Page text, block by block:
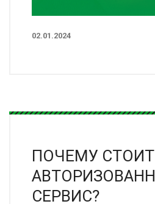
02.01.2024
ПОЧЕМУ
СЕРВИС?